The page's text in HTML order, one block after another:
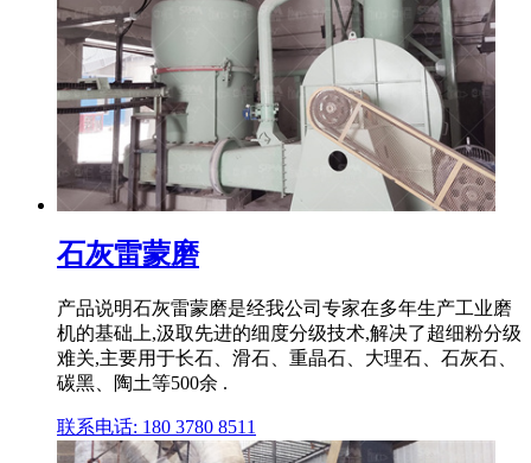
石灰雷蒙磨
产品说明石灰雷蒙磨是经我公司专家在多年生产工业磨
机的基础上,汲取先进的细度分级技术,解决了超细粉分级
难关,主要用于长石、滑石、重晶石、大理石、石灰石、
碳黑、陶土等500余 .
联系电话: 180 3780 8511